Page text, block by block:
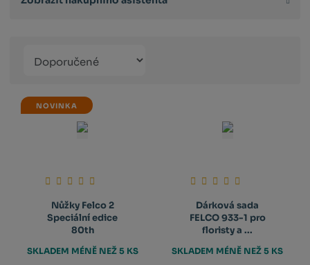
produktů
NOVINKA
Nůžky Felco 2
Speciální edice
80th
SKLADEM MÉNĚ NEŽ 5 KS
Dárková sada
FELCO 933-1 pro
floristy a ...
SKLADEM MÉNĚ NEŽ 5 KS